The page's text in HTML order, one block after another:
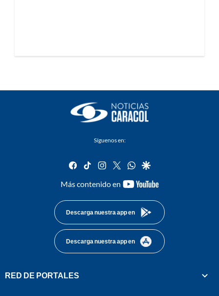
Síguenos en:
facebook
tiktok instagram
twitterwhatsapp
google
Más contenido en
youtube-
Descarga nuestra app en
Descarga nuestra app en
RED DE PORTALES